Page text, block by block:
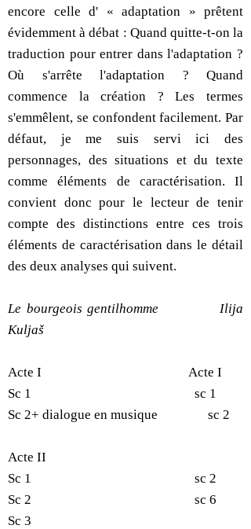
encore celle d' « adaptation » prêtent
évidemment à débat : Quand quitte-t-on la
traduction pour entrer dans l'adaptation ?
Où s'arrête l'adaptation ? Quand
commence la création ? Les termes
s'emmêlent, se confondent facilement. Par
défaut, je me suis servi ici des
personnages, des situations et du texte
comme éléments de caractérisation. Il
convient donc pour le lecteur de tenir
compte des distinctions entre ces trois
éléments de caractérisation dans le détail
des deux analyses qui suivent.
Le bourgeois gentilhomme
Ilija
Kuljaš
Acte I Acte I
Sc 1 sc 1
Sc 2+ dialogue en musique sc 2
Acte II
Sc 1 sc 2
Sc 2 sc 6
Sc 3